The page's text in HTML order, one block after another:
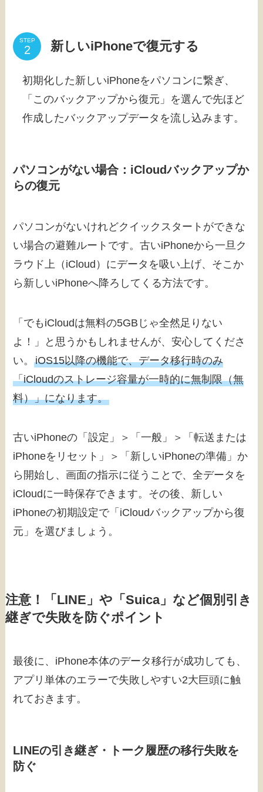
STEP 新しいiPhoneで復元する
初期化した新しいiPhoneをパソコンに繋ぎ、
「このバックアップから復元」を選んで先ほど
作成したバックアップデータを流し込みます。
パソコンがない場合：iCloudバックアップか
らの復元
パソコンがないけれどクイックスタートができな
い場合の避難ルートです。古いiPhoneから一旦ク
ラウド上（iCloud）にデータを吸い上げ、そこか
ら新しいiPhoneへ降ろしてくる方法です。
「でもiCloudは無料の5GBじゃ全然足りない
よ！」と思うかもしれませんが、安心してくださ
い。iOS15以降の機能で、データ移行時のみ
「iCloudのストレージ容量が一時的に無制限（無
料）」になります。
古いiPhoneの「設定」＞「一般」＞「転送または
iPhoneをリセット」＞「新しいiPhoneの準備」か
ら開始し、画面の指示に従うことで、全データを
iCloudに一時保存できます。その後、新しい
iPhoneの初期設定で「iCloudバックアップから復
元」を選びましょう。
注意！「LINE」や「Suica」など個別引き
継ぎで失敗を防ぐポイント
最後に、iPhone本体のデータ移行が成功しても、
アプリ単体のエラーで失敗しやすい2大巨頭に触
れておきます。
LINEの引き継ぎ・トーク履歴の移行失敗を
防ぐ